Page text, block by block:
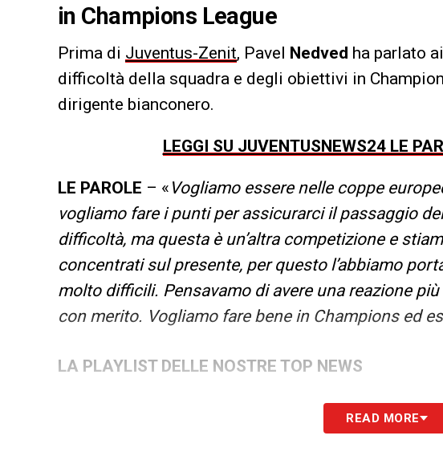
in Champions League
Prima di Juventus-Zenit, Pavel Nedved ha parlato
difficoltà della squadra e degli obiettivi in
dirigente bianconero.
LEGGI SU JUVENTUSNEWS24 LE
LE PAROLE – « Vogliamo essere nelle coppe
vogliamo fare i punti per assicurarci il passaggio
difficoltà, ma questa è un’altra competizione e
concentrati sul presente, per questo l’abbiamo
molto difficili. Pensavamo di avere una reazione
con merito. Vogliamo fare bene in Champions ed
LA PLAYLIST DELLE NOSTRE TOP NEWS
READ MORE